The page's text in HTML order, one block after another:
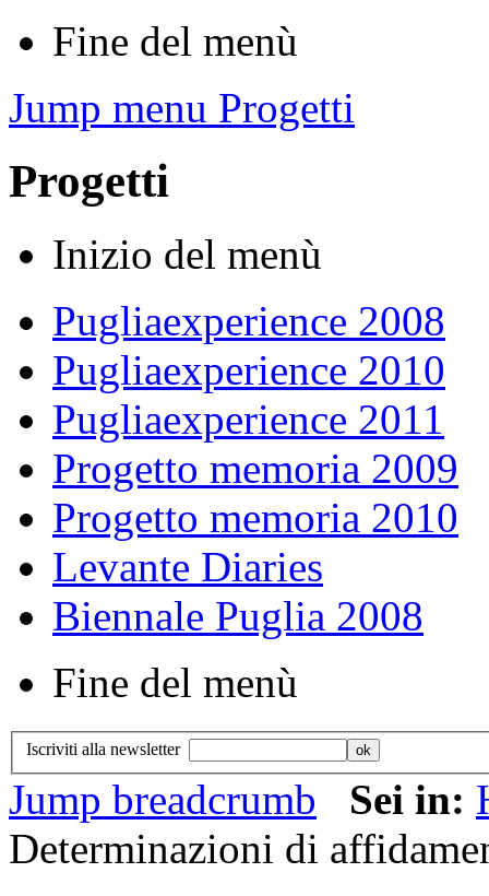
Fine del menù
Jump menu Progetti
Progetti
Inizio del menù
Pugliaexperience 2008
Pugliaexperience 2010
Pugliaexperience 2011
Progetto memoria 2009
Progetto memoria 2010
Levante Diaries
Biennale Puglia 2008
Fine del menù
Iscriviti alla newsletter
Jump breadcrumb Sei in:
Determinazioni di